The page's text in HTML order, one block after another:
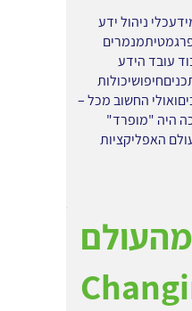
ניהול ידע
עובד הידע
החשוב מכל –
היה "מופרד"
האפליקציות